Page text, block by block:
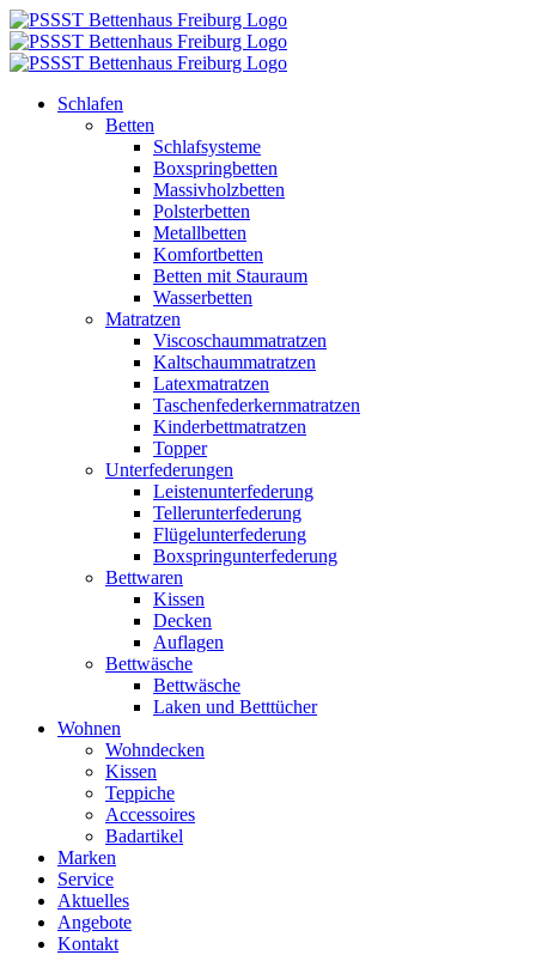
Zum
Inhalt
springen
Schlafen
Betten
Schlafsysteme
Boxspringbetten
Massivholzbetten
Polsterbetten
Metallbetten
Komfortbetten
Betten mit Stauraum
Wasserbetten
Matratzen
Viscoschaummatratzen
Kaltschaummatratzen
Latexmatratzen
Taschenfederkernmatratzen
Kinderbettmatratzen
Topper
Unterfederungen
Leistenunterfederung
Tellerunterfederung
Flügelunterfederung
Boxspringunterfederung
Bettwaren
Kissen
Decken
Auflagen
Bettwäsche
Bettwäsche
Laken und Betttücher
Wohnen
Wohndecken
Kissen
Teppiche
Accessoires
Badartikel
Marken
Service
Aktuelles
Angebote
Kontakt